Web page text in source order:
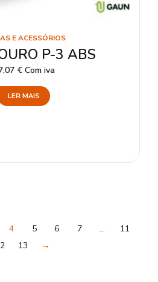
E ACESSÓRIOS
P-3 ABS
€ Com iva
LER MAIS
4 5 6 7 …
11
13 →